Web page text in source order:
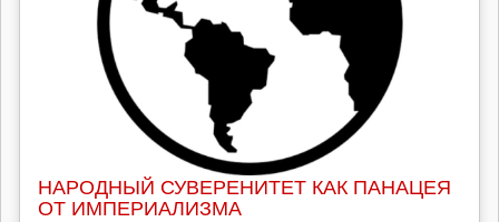
НАРОДНЫЙ СУВЕРЕНИТЕТ КАК ПАНАЦЕЯ
ОТ ИМПЕРИАЛИЗМА